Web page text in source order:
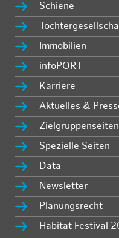
Schiene
Immobilien
infoPORT
Karriere
Aktuelles &
Zielgruppenseiten
Spezielle Seiten
Data
Newsletter
Planungsrecht
Habitat Festival